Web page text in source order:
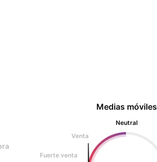
Medias móviles
Neutral
Venta
Fuerte venta